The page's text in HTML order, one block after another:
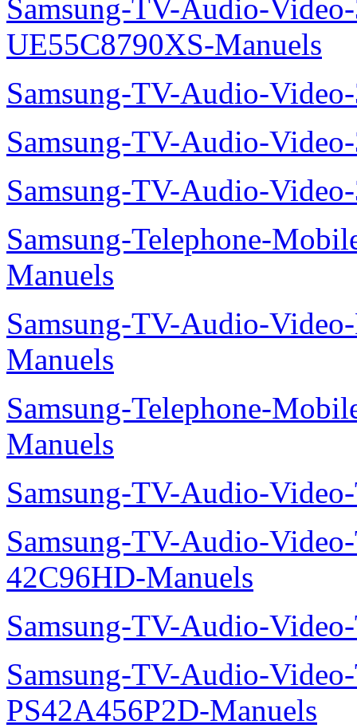
Samsung-TV-Audio-
UE55C8790XS-Manuels
Samsung-TV-Audio-
Samsung-TV-Audio-
Samsung-TV-Audio-
Samsung-Telephone-
Manuels
Samsung-TV-Audio-
Manuels
Samsung-Telephone-
Manuels
Samsung-TV-Audio-
Samsung-TV-Audio-
42C96HD-Manuels
Samsung-TV-Audio-
Samsung-TV-Audio-
PS42A456P2D-Manuels